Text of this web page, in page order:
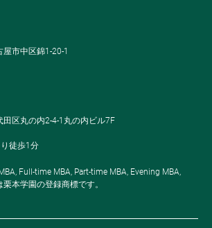
市中区錦1-20-1
区丸の内2-4-1丸の内ビル7F
徒歩1分
Full-time MBA, Part-time MBA, Evening MBA,
栗本学園の登録商標です。